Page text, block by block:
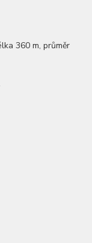
360 m, průměr